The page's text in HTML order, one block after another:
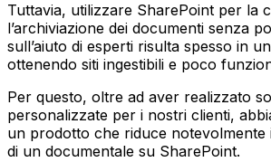
Tuttavia, utilizzare SharePoint per la
l’archiviazione dei documenti senza
sull’aiuto di esperti risulta spesso in
ottenendo siti ingestibili e poco
Per questo, oltre ad aver realizzato
personalizzate per i nostri clienti,
un prodotto che riduce notevolmente
di un documentale su SharePoint.